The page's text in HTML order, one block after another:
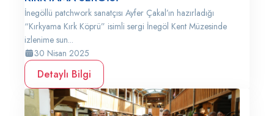
İnegöllü patchwork sanatçısı Ayfer Çakal’ın hazırladığı
“Kırkyama Kırk Köprü” isimli sergi İnegöl Kent Müzesinde
izlenime sun...
30 Nisan 2025
Detaylı Bilgi